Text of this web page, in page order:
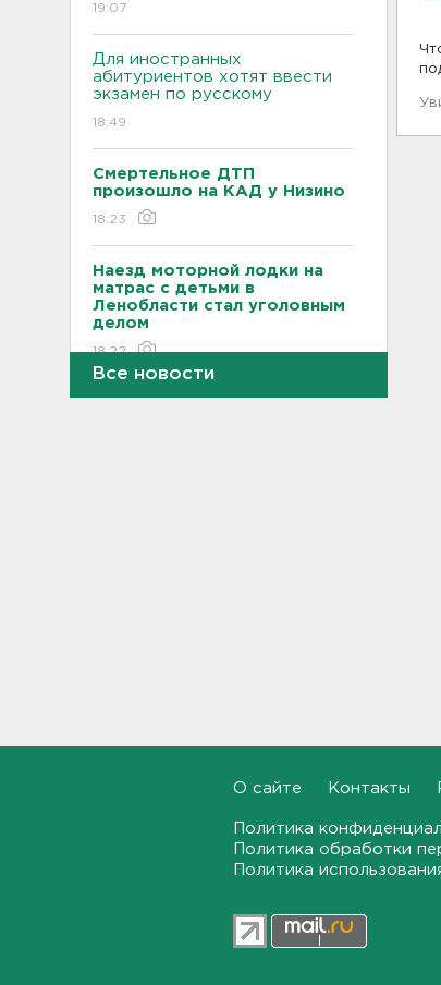
19:07
Для иностранных
абитуриентов хотят ввести
экзамен по русскому
18:49
Смертельное ДТП
произошло на КАД у Низино
18:23
Наезд моторной лодки на
матрас с детьми в
Ленобласти стал уголовным
делом
18:22
Фермеры в Ленобласти
17:36
Руководителя ячейки
финансирование ФБК*
В Сестрорецке бабахнуло в
гараже, а оказалось - в
Все новости
О сайте Контакты
Политика
Политика обработки
Политика